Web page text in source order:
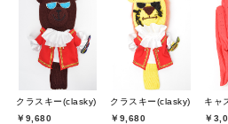
クラスキー(clasky)
￥9,680
クラスキー(clasky)
￥9,680
キャ
￥